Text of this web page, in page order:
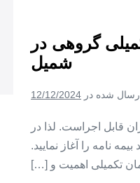
گروهی در
شمیل
شده در 12/12/2024
قابل اجراست. لذا در
نامه را آغاز نمایید.
تکمیلی اهمیت و […]